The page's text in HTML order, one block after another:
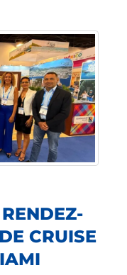
CRUISE